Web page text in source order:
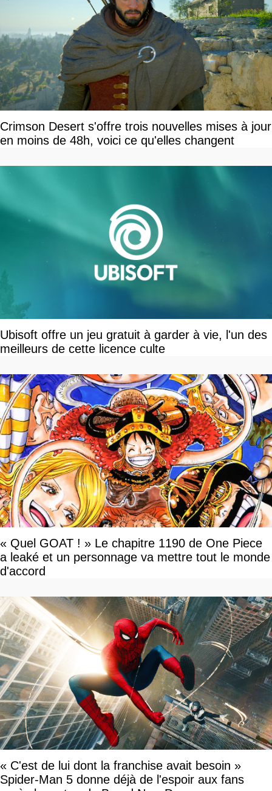
Crimson Desert s'offre trois nouvelles mises à jour
en moins de 48h, voici ce qu'elles changent
Ubisoft offre un jeu gratuit à garder à vie, l'un des
meilleurs de cette licence culte
« Quel GOAT ! » Le chapitre 1190 de One Piece
a leaké et un personnage va mettre tout le monde
d'accord
« C'est de lui dont la franchise avait besoin »
Spider-Man 5 donne déjà de l'espoir aux fans